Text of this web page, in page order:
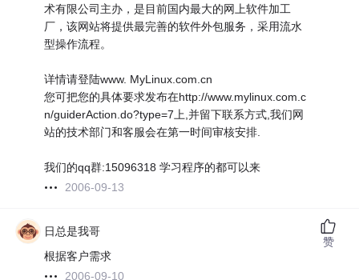
术有限公司主办，是目前国内最大的网上软件加工
厂，该网站将提供最完善的软件外包服务，采用流水
型操作流程。
详情请登陆www. MyLinux.com.cn
您可把您的具体要求发布在http://www.mylinux.com.c
n/guiderAction.do?type=7上,并留下联系方式,我们网
站的技术部门和客服会在第一时间审核安排.
我们的qq群:15096318 学习程序的都可以来
2006-09-13
日总是我哥
根据客户需求
2006-09-10
赞